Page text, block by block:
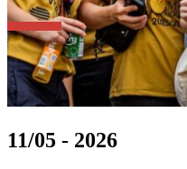
11/05 - 2026